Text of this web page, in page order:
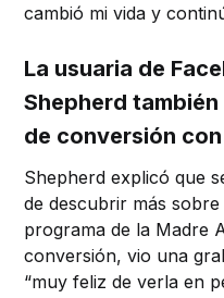
cambió mi vida y
La usuaria de
Shepherd
de conversión con
Shepherd explicó que
de descubrir más
programa de la Madre
conversión, vio una
“muy feliz de verla en